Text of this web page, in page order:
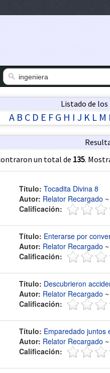
Listado de
A B C D E F G H I J K L M
un total de 135.
Título: Tocadita Divina 8
Autor: Relator Recargado ~
Calificación:
Título: Enterarse por
Autor: Relator Recargado ~
Calificación:
Título: Descubrieron
Autor: Relator Recargado ~
Calificación:
Título: Emparedado juntos
Autor: Relator Recargado ~
Calificación: